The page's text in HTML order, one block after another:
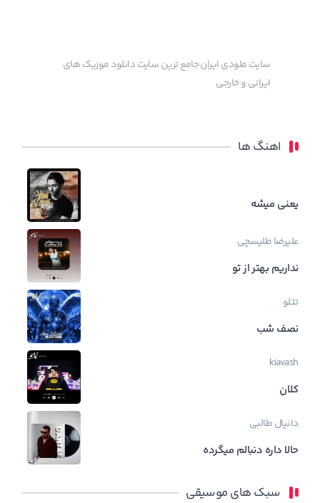
سایت ملودی ایران جامع ترین سایت دانلود موزیک های
ایرانی و خارجی
اهنگ ها
یعنی میشه
علیرضا طلیسچی
نداریم بهتر از تو
تتلو
نصف شب
kiavash
کلان
دانیال طالبی
حالا داره دنبالم میگرده
سبک های موسیقی